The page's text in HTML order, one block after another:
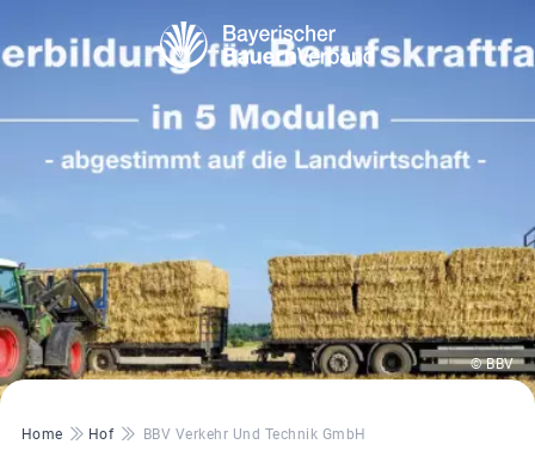
© BBV
Pfadnavigation
Home Hof BBV Verkehr Und Technik GmbH